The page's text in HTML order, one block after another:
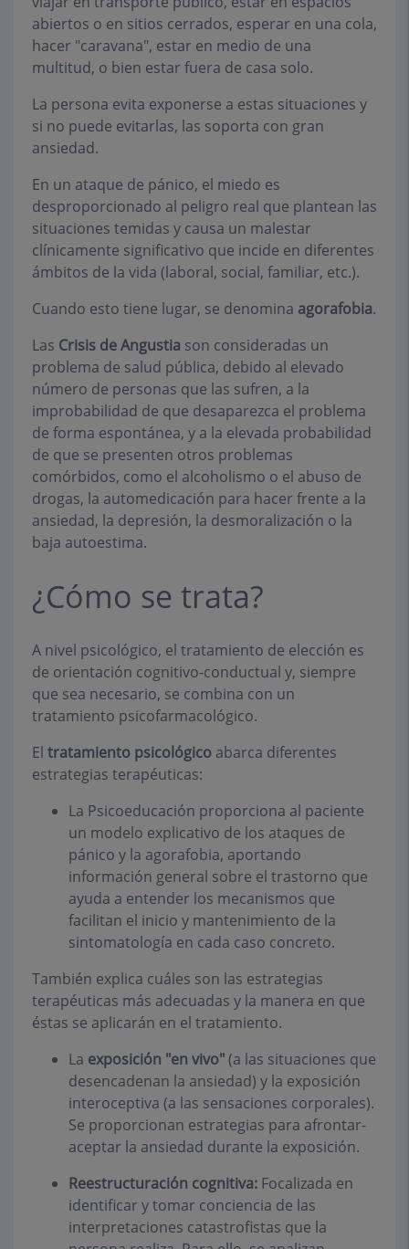
abiertos o en sitios cerrados, esperar en una cola,
hacer "caravana", estar en medio de una
multitud, o bien estar fuera de casa solo.
La persona evita exponerse a estas situaciones y
si no puede evitarlas, las soporta con gran
ansiedad.
En un ataque de pánico, el miedo es
desproporcionado al peligro real que plantean las
situaciones temidas y causa un malestar
clínicamente significativo que incide en diferentes
ámbitos de la vida (laboral, social, familiar, etc.).
Cuando esto tiene lugar, se denomina agorafobia.
Las Crisis de Angustia son consideradas un
problema de salud pública, debido al elevado
número de personas que las sufren, a la
improbabilidad de que desaparezca el problema
de forma espontánea, y a la elevada probabilidad
de que se presenten otros problemas
comórbidos, como el alcoholismo o el abuso de
drogas, la automedicación para hacer frente a la
ansiedad, la depresión, la desmoralización o la
baja autoestima.
¿Cómo se trata?
A nivel psicológico, el tratamiento de elección es
de orientación cognitivo-conductual y, siempre
que sea necesario, se combina con un
tratamiento psicofarmacológico.
El tratamiento psicológico abarca diferentes
estrategias terapéuticas:
La Psicoeducación proporciona al paciente
un modelo explicativo de los ataques de
pánico y la agorafobia, aportando
información general sobre el trastorno que
ayuda a entender los mecanismos que
facilitan el inicio y mantenimiento de la
sintomatología en cada caso concreto.
También explica cuáles son las estrategias
terapéuticas más adecuadas y la manera en que
éstas se aplicarán en el tratamiento.
La exposición "en vivo"(a las situaciones que
desencadenan la ansiedad) y la exposición
interoceptiva (a las sensaciones corporales).
Se proporcionan estrategias para afrontar-
aceptar la ansiedad durante la exposición.
Reestructuración cognitiva: Focalizada en
identificar y tomar conciencia de las
interpretaciones catastrofistas que la